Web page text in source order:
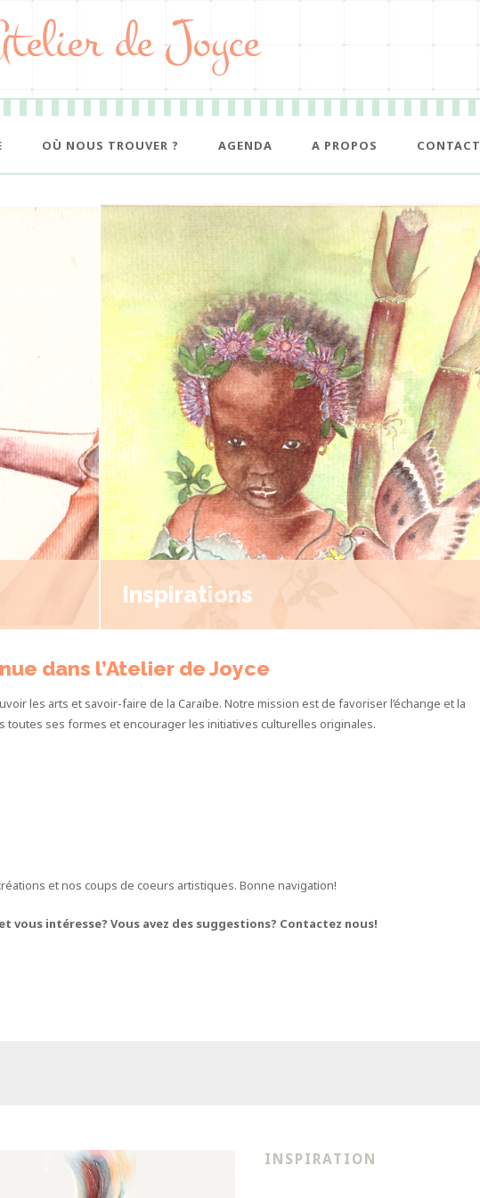
OÙ NOUS TROUVER ? AGENDA A PROPOS CONTACT
Inspirations
dans l’Atelier de Joyce
les arts et savoir-faire de la Caraïbe. Notre mission est de favoriser l’échange et la
ses formes et encourager les initiatives culturelles originales.
et nos coups de coeurs artistiques. Bonne navigation!
intéresse? Vous avez des suggestions? Contactez nous!
INSPIRATION